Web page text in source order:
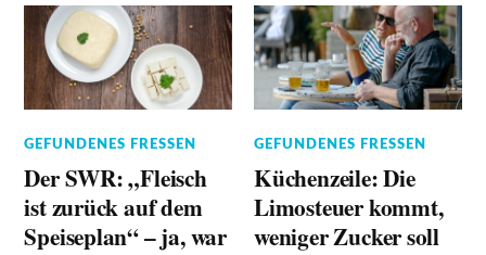
GEFUNDENES FRESSEN
Der SWR: „Fleisch
ist zurück auf dem
Speiseplan“ – ja, war
GEFUNDENES FRESSEN
Küchenzeile: Die
Limosteuer kommt,
weniger Zucker soll